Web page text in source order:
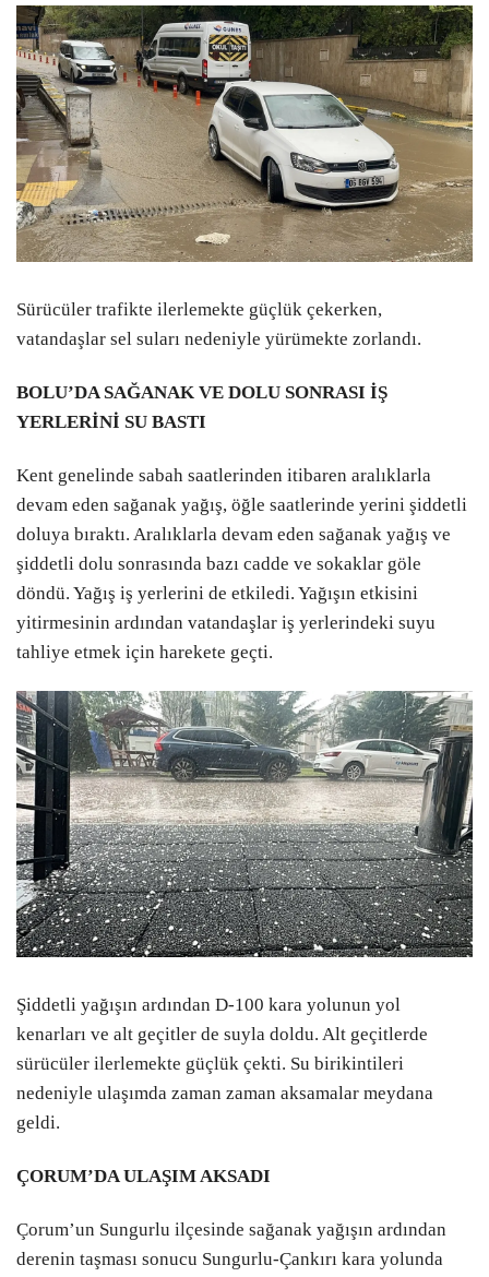
Sürücüler trafikte ilerlemekte güçlük çekerken,
vatandaşlar sel suları nedeniyle yürümekte zorlandı.
BOLU’DA SAĞANAK VE DOLU SONRASI İŞ
YERLERİNİ SU BASTI
Kent genelinde sabah saatlerinden itibaren aralıklarla
devam eden sağanak yağış, öğle saatlerinde yerini şiddetli
doluya bıraktı. Aralıklarla devam eden sağanak yağış ve
şiddetli dolu sonrasında bazı cadde ve sokaklar göle
döndü. Yağış iş yerlerini de etkiledi. Yağışın etkisini
yitirmesinin ardından vatandaşlar iş yerlerindeki suyu
tahliye etmek için harekete geçti.
Şiddetli yağışın ardından D-100 kara yolunun yol
kenarları ve alt geçitler de suyla doldu. Alt geçitlerde
sürücüler ilerlemekte güçlük çekti. Su birikintileri
nedeniyle ulaşımda zaman zaman aksamalar meydana
geldi.
ÇORUM’DA ULAŞIM AKSADI
Çorum’un Sungurlu ilçesinde sağanak yağışın ardından
derenin taşması sonucu Sungurlu-Çankırı kara yolunda